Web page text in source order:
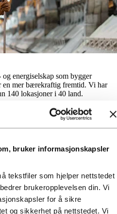
bruker informasjonskapsler
tekstfiler som hjelper nettstedet
brukeropplevelsen din. Vi
for å sikre
og sikkerhet på nettstedet. Vi
energiselskap som bygger
en mer bærekraftig fremtid. Vi har
140 lokasjoner i 40 land.